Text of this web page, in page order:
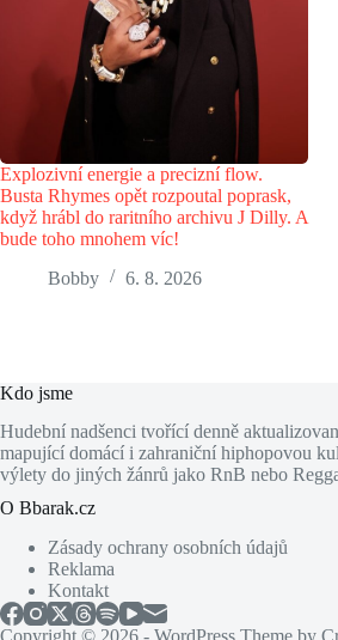
Explozivní energie a precizní flow.
Busta Rhymes opět rozpoutal poprask,
když hrábl do raritního archivu J Dilly. A
bude toho mnohem víc!
Bobby
6. 8. 2026
Kdo jsme
Hudební nadšenci tvořící denně
mapující domácí i zahraniční hiphopovou
výlety do jiných žánrů jako RnB nebo
O Bbarak.cz
Zásady ochrany osobních údajů
Reklama
Kontakt